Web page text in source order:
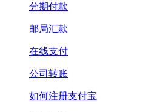
分期付款
邮局汇款
在线支付
公司转账
如何注册支付宝